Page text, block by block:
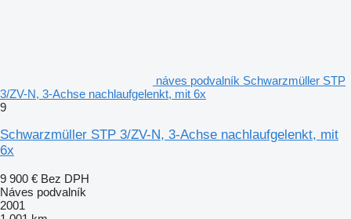
náves podvalník Schwarzmüller STP
3/ZV-N, 3-Achse nachlaufgelenkt, mit 6x
9
Schwarzmüller STP 3/ZV-N, 3-Achse nachlaufgelenkt, mit
6x
9 900 € Bez DPH
Náves podvalník
2001